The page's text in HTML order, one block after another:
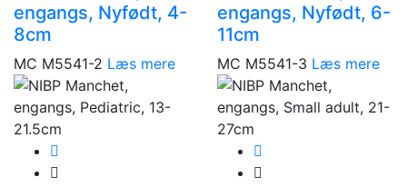
engangs, Nyfødt, 4-
8cm
MC M5541-2 Læs mere
engangs, Nyfødt, 6-
11cm
MC M5541-3 Læs mere